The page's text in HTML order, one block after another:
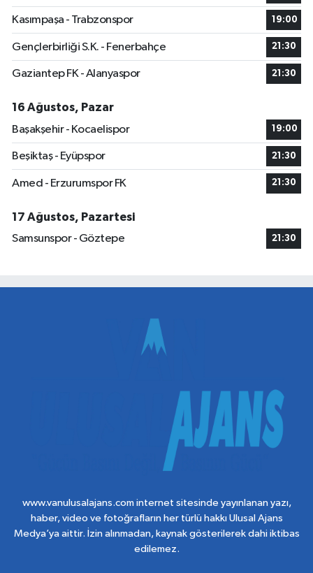
Kasımpaşa - Trabzonspor 19:00
Gençlerbirliği S.K. - Fenerbahçe 21:30
Gaziantep FK - Alanyaspor 21:30
16 Ağustos, Pazar
Başakşehir - Kocaelispor
19:00
Beşiktaş - Eyüpspor 21:30
Amed - Erzurumspor FK 21:30
17 Ağustos, Pazartesi
Samsunspor - Göztepe
21:30
www.vanulusalajans.com internet sitesinde yayınlanan yazı,
haber, video ve fotoğrafların her türlü hakkı Ulusal Ajans
Medya’ya aittir. İzin alınmadan, kaynak gösterilerek dahi iktibas
edilemez.